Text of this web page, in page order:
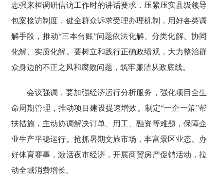
志强来桓调研信访工作时的讲话要求，压紧压实县级领导
包案接访制度，健全群众诉求受理办理机制，用好各类调
解手段，推动“三本台账”问题依法化解、分类化解、协同
化解、实质化解。要树立和践行正确政绩观，大力整治群
众身边的不正之风和腐败问题，筑牢廉洁从政底线。
会议强调，要加强经济运行分析服务，强化项目全生
命周期管理，推动项目建设提速增效。制定“一企一策”帮
扶措施，主动协调解决订单、用工、融资等难题，保障企
业生产平稳运行。抢抓暑期文旅市场，丰富景区业态、办
好体育赛事，激活夜市经济，开展商贸房产促销活动，拉
动全域消费增长。